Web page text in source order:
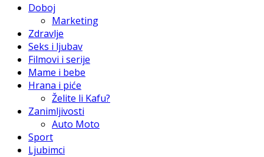
Doboj
Marketing
Zdravlje
Seks i ljubav
Filmovi i serije
Mame i bebe
Hrana i piće
Želite li Kafu?
Zanimljivosti
Auto Moto
Sport
Ljubimci